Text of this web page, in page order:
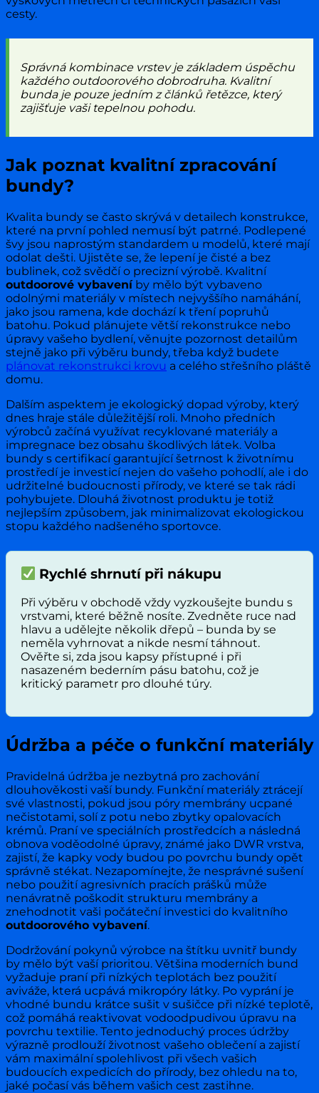
cesty.
Správná kombinace vrstev je základem úspěchu
každého outdoorového dobrodruha. Kvalitní
bunda je pouze jedním z článků řetězce, který
zajišťuje vaši tepelnou pohodu.
Jak poznat kvalitní zpracování
bundy?
Kvalita bundy se často skrývá v detailech konstrukce,
které na první pohled nemusí být patrné. Podlepené
švy jsou naprostým standardem u modelů, které mají
odolat dešti. Ujistěte se, že lepení je čisté a bez
bublinek, což svědčí o precizní výrobě. Kvalitní
outdoorové vybaveníby mělo být vybaveno
odolnými materiály v místech nejvyššího namáhání,
jako jsou ramena, kde dochází k tření popruhů
batohu. Pokud plánujete větší rekonstrukce nebo
úpravy vašeho bydlení, věnujte pozornost detailům
stejně jako při výběru bundy, třeba když budete
plánovat rekonstrukci krovu a celého střešního pláště
domu.
Dalším aspektem je ekologický dopad výroby, který
dnes hraje stále důležitější roli. Mnoho předních
výrobců začíná využívat recyklované materiály a
impregnace bez obsahu škodlivých látek. Volba
bundy s certifikací garantující šetrnost k životnímu
prostředí je investicí nejen do vašeho pohodlí, ale i do
udržitelné budoucnosti přírody, ve které se tak rádi
pohybujete. Dlouhá životnost produktu je totiž
nejlepším způsobem, jak minimalizovat ekologickou
stopu každého nadšeného sportovce.
Rychlé shrnutí při nákupu
Při výběru v obchodě vždy vyzkoušejte bundu s
vrstvami, které běžně nosíte. Zvedněte ruce nad
hlavu a udělejte několik dřepů – bunda by se
neměla vyhrnovat a nikde nesmí táhnout.
Ověřte si, zda jsou kapsy přístupné i při
nasazeném bederním pásu batohu, což je
kritický parametr pro dlouhé túry.
Údržba a péče o funkční materiály
Pravidelná údržba je nezbytná pro zachování
dlouhověkosti vaší bundy. Funkční materiály ztrácejí
své vlastnosti, pokud jsou póry membrány ucpané
nečistotami, solí z potu nebo zbytky opalovacích
krémů. Praní ve speciálních prostředcích a následná
obnova voděodolné úpravy, známé jako DWR vrstva,
zajistí, že kapky vody budou po povrchu bundy opět
správně stékat. Nezapomínejte, že nesprávné sušení
nebo použití agresivních pracích prášků může
nenávratně poškodit strukturu membrány a
znehodnotit vaši počáteční investici do kvalitního
outdoorového vybavení.
Dodržování pokynů výrobce na štítku uvnitř bundy
by mělo být vaší prioritou. Většina moderních bund
vyžaduje praní při nízkých teplotách bez použití
aviváže, která ucpává mikropóry látky. Po vyprání je
vhodné bundu krátce sušit v sušičce při nízké teplotě,
což pomáhá reaktivovat vodoodpudivou úpravu na
povrchu textilie. Tento jednoduchý proces údržby
výrazně prodlouží životnost vašeho oblečení a zajistí
vám maximální spolehlivost při všech vašich
budoucích expedicích do přírody, bez ohledu na to,
jaké počasí vás během vašich cest zastihne.